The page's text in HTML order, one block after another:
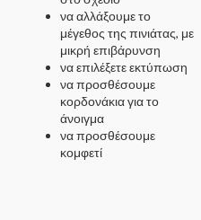
να αλλάξουμε το
μέγεθος της πινιάτας, με
μικρή επιβάρυνση
να επιλέξετε εκτύπωση
να προσθέσουμε
κορδονάκια για το
άνοιγμα
να προσθέσουμε
κομφετί